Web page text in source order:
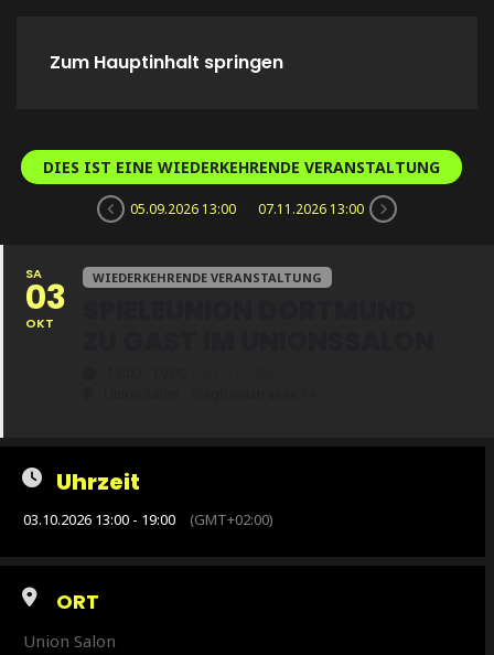
Zum Hauptinhalt springen
Home
DIES IST EINE WIEDERKEHRENDE VERANSTALTUNG
05.09.2026 13:00 07.11.2026 13:00
SA
03
OKT
WIEDERKEHRENDE VERANSTALTUNG
Uhrzeit
03.10.2026 13:00 - 19:00 (GMT+02:00)
ORT
Union Salon